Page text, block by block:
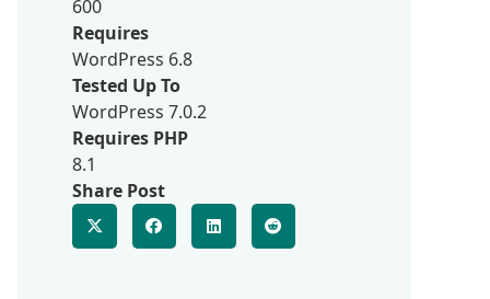
600
Requires
WordPress 6.8
Tested Up To
WordPress 7.0.2
Requires PHP
8.1
Share Post